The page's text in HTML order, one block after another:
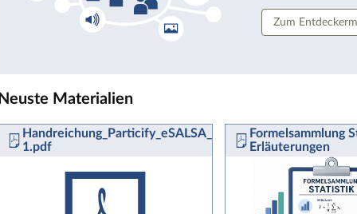
Zum
Neuste Materialien
Handreichung_Particify_eSALSA_fuerweb-
1.pdf
Formelsammlung
Erläuterungen